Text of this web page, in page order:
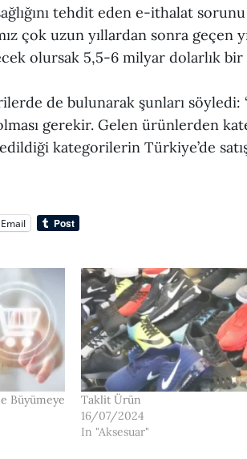
tehdit eden e-ithalat
çok uzun yıllardan sonra geçen
olursak 5,5-6 milyar dolarlık bir
de bulunarak şunları
gerekir. Gelen ürünlerden
kategorilerin Türkiye’de
Email
Büyümeye
Taklit Ürün
16/07/2024
In "Aksesuar"